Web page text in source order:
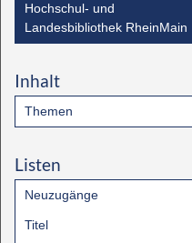
Hochschul- und
Landesbibliothek RheinMain
Inhalt
Themen
Listen
Neuzugänge
Titel